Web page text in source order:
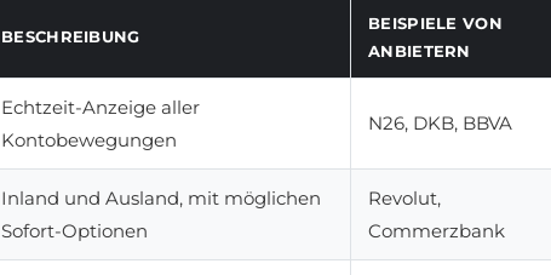
BESCHREIBUNG
BEISPIELE VON
ANBIETERN
Echtzeit-Anzeige aller
Kontobewegungen
N26, DKB, BBVA
Inland und Ausland, mit möglichen
Sofort-Optionen
Revolut,
Commerzbank